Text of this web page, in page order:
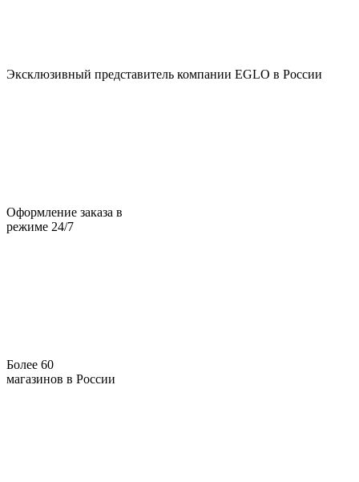
Эксклюзивный представитель компании EGLO в России
Оформление заказа в
режиме 24/7
Более 60
магазинов в России